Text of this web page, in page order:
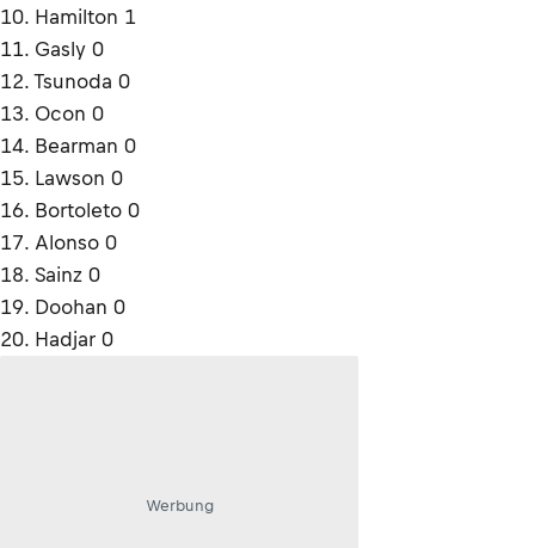
10. Hamilton 1
11. Gasly 0
12. Tsunoda 0
13. Ocon 0
14. Bearman 0
15. Lawson 0
16. Bortoleto 0
17. Alonso 0
18. Sainz 0
19. Doohan 0
20. Hadjar 0
Werbung